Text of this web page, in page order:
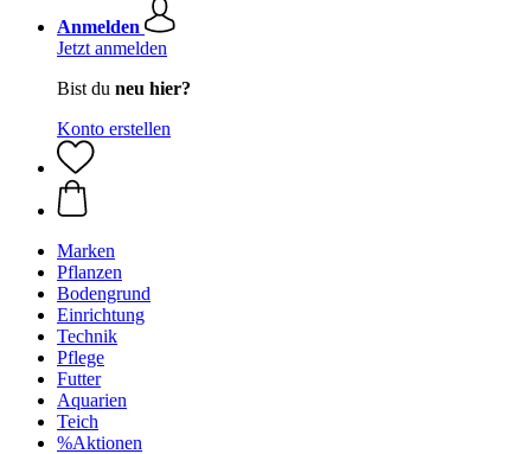
Anmelden
Jetzt anmelden
Bist du neu hier?
Konto erstellen
Marken
Pflanzen
Bodengrund
Einrichtung
Technik
Pflege
Futter
Aquarien
Teich
%Aktionen